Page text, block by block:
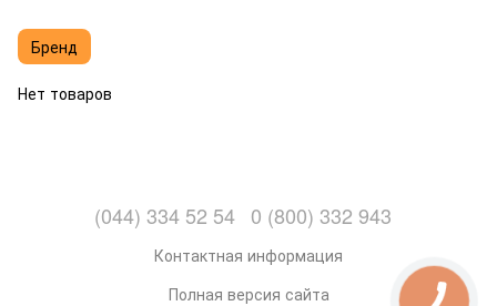
Бренд
Нет товаров
(044) 334 52 54 0 (800) 332 943
Контактная информация
Полная версия сайта